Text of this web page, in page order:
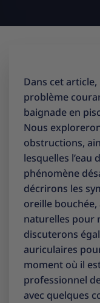
Dans cet
problème
baignade en
Nous
obstructions,
lesquelles
phénomène
décrirons les
oreille
naturelles pour
discuterons
auriculaires
moment où il
professionnel
avec quelques